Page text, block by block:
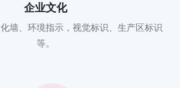
企业文化
墙、环境指示，视觉标识、生产区标识
等。